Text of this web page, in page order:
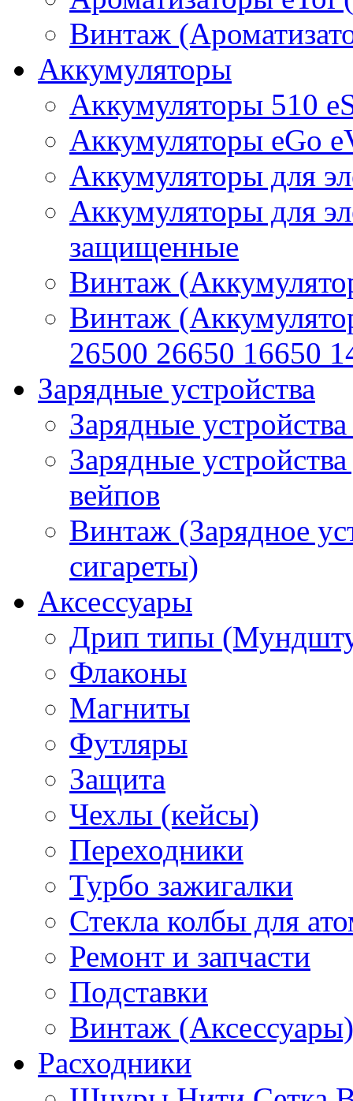
Винтаж
Аккумуляторы
Аккумуляторы 510
Аккумуляторы eGo
Аккумуляторы для
Аккумуляторы для
защищенные
Винтаж
Винтаж
26500 26650 16650
Зарядные устройства
Зарядные
Зарядные
вейпов
Винтаж (Зарядное
сигареты)
Аксессуары
Дрип типы
Флаконы
Магниты
Футляры
Защита
Чехлы (кейсы)
Переходники
Турбо зажигалки
Стекла колбы для
Ремонт и запчасти
Подставки
Винтаж (Аксессуары)
Расходники